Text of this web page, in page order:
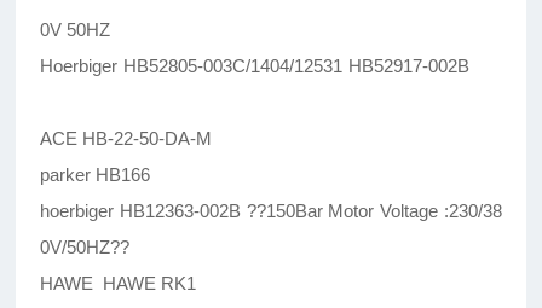
0V 50HZ
Hoerbiger HB52805-003C/1404/12531 HB52917-002B
ACE HB-22-50-DA-M
parker HB166
hoerbiger HB12363-002B ??150Bar Motor Voltage :230/38
0V/50HZ??
HAWE HAWE RK1